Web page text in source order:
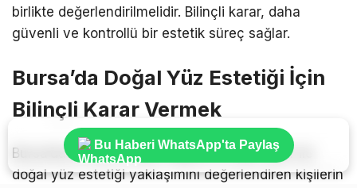
birlikte değerlendirilmelidir. Bilinçli karar, daha
güvenli ve kontrollü bir estetik süreç sağlar.
Bursa’da Doğal Yüz Estetiği İçin
Bilinçli Karar Vermek
Bursa’da ip askı, dudak dolgusu ve BBL lazer ile
doğal yüz estetiği yaklaşımını değerlendiren kişilerin
Bu Haberi WhatsApp'ta Paylaş